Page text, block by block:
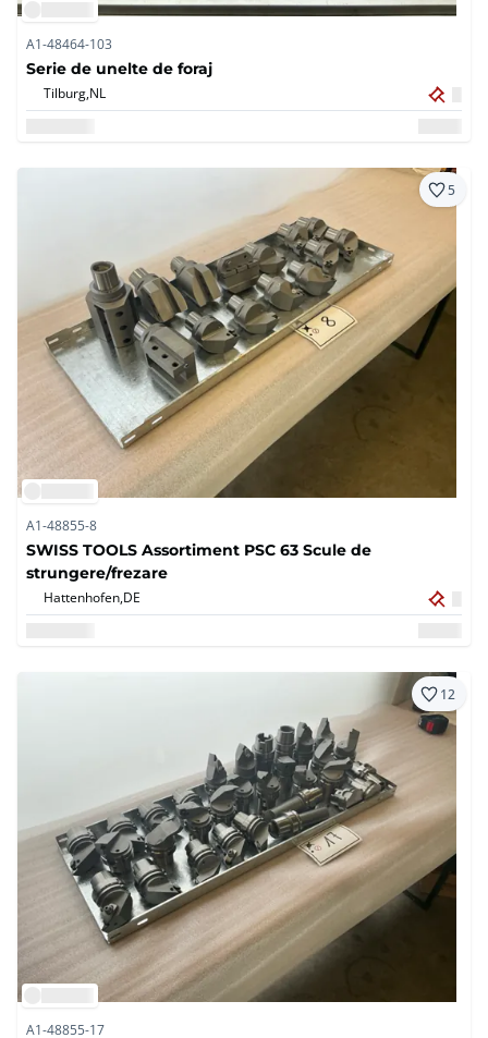
A1-48464-103
Serie de unelte de foraj
Tilburg,NL
5
A1-48855-8
SWISS TOOLS Assortiment PSC 63 Scule de
strungere/frezare
Hattenhofen,DE
12
A1-48855-17